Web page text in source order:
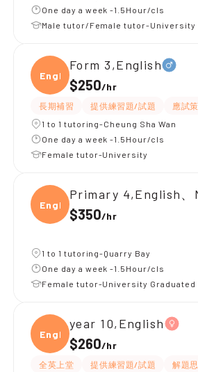
One day a week -1.5Hour/cls
Male tutor/Female tutor-University
Engli
Form 3,English
$250/hr
長期補習 提供練習題/試題 應試
1 to 1 tutoring-Cheung Sha Wan
One day a week -1.5Hour/cls
Female tutor-University
Engli
Primary 4,English、
$350/hr
1 to 1 tutoring-Quarry Bay
One day a week -1.5Hour/cls
Female tutor-University Graduated
Engli
year 10,English
$260/hr
全英上堂 提供練習題/試題 解題